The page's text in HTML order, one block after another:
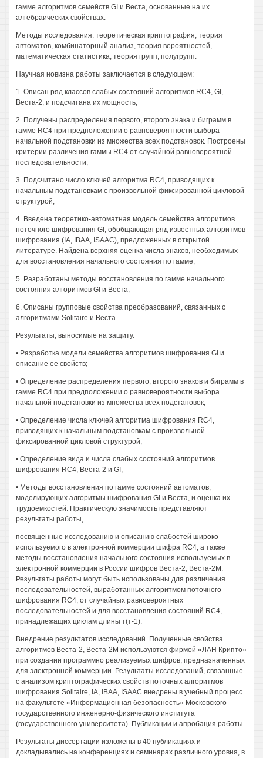
гамме алгоритмов семейств GI и Веста, основанные на их
алгебраических свойствах.
Методы исследования: теоретическая криптография, теория
автоматов, комбинаторный анализ, теория вероятностей,
математическая статистика, теория групп, полугрупп.
Научная новизна работы заключается в следующем:
1. Описан ряд классов слабых состояний алгоритмов RC4, GI,
Веста-2, и подсчитана их мощность;
2. Получены распределения первого, второго знака и биграмм в
гамме RC4 при предположении о равновероятности выбора
начальной подстановки из множества всех подстановок. Построены
критерии различения гаммы RC4 от случайной равновероятной
последовательности;
3. Подсчитано число ключей алгоритма RC4, приводящих к
начальным подстановкам с произвольной фиксированной цикловой
структурой;
4. Введена теоретико-автоматная модель семейства алгоритмов
поточного шифрования GI, обобщающая ряд известных алгоритмов
шифрования (IA, IBAA, ISAAC), предложенных в открытой
литературе. Найдена верхняя оценка числа знаков, необходимых
для восстановления начального состояния по гамме;
5. Разработаны методы восстановления по гамме начального
состояния алгоритмов GI и Веста;
6. Описаны групповые свойства преобразований, связанных с
алгоритмами Solitaire и Веста.
Результаты, выносимые на защиту.
• Разработка модели семейства алгоритмов шифрования GI и
описание ее свойств;
• Определение распределения первого, второго знаков и биграмм в
гамме RC4 при предположении о равновероятности выбора
начальной подстановки из множества всех подстановок;
• Определение числа ключей алгоритма шифрования RC4,
приводящих к начальным подстановкам с произвольной
фиксированной цикловой структурой;
• Определение вида и числа слабых состояний алгоритмов
шифрования RC4, Веста-2 и GI;
• Методы восстановления по гамме состояний автоматов,
моделирующих алгоритмы шифрования GI и Веста, и оценка их
трудоемкостей. Практическую значимость представляют
результаты работы,
посвященные исследованию и описанию слабостей широко
используемого в электронной коммерции шифра RC4, а также
методы восстановления начального состояния используемых в
электронной коммерции в России шифров Веста-2, Веста-2М.
Результаты работы могут быть использованы для различения
последовательностей, выработанных алгоритмом поточного
шифрования RC4, от случайных равновероятных
последовательностей и для восстановления состояний RC4,
принадлежащих циклам длины т(т-1).
Внедрение результатов исследований. Полученные свойства
алгоритмов Веста-2, Веста-2М используются фирмой «ЛАН Крипто»
при создании программно реализуемых шифров, предназначенных
для электронной коммерции. Результаты исследований, связанные
с анализом криптографических свойств поточных алгоритмов
шифрования Solitaire, IA, IBAA, ISAAC внедрены в учебный процесс
на факультете «Информационная безопасность» Московского
государственного инженерно-физического института
(государственного университета). Публикации и апробация работы.
Результаты диссертации изложены в 40 публикациях и
докладывались на конференциях и семинарах различного уровня, в